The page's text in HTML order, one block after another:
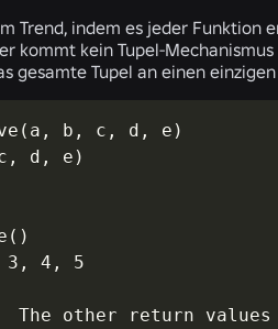
Trend, indem es jeder Funktion
kommt kein Tupel-Mechanismus
gesamte Tupel an einen
b, c, d, e)
d, e)
3, 4, 5
other return values